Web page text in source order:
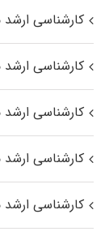
کارشناسی
کارشناسی
کارشناسی ارشد
کارشناسی
کارشناسی